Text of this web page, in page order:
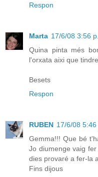
Respon
Marta 17/6/08 3:56 p.
Quina pinta més
l'orxata aixi que
Besets
Respon
RUBEN 17/6/08 5:46
Gemma!!! Que bé
Jo diumenge vaig
dies provaré a fer-la
Fins dijous